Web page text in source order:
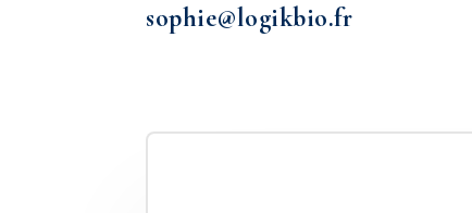
sophie@logikbio.fr